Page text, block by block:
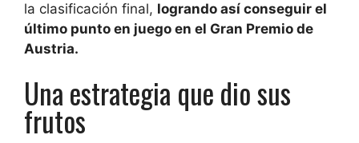
la clasificación final, logrando así conseguir el
último punto en juego en el Gran Premio de
Austria.
Una estrategia que dio sus
frutos